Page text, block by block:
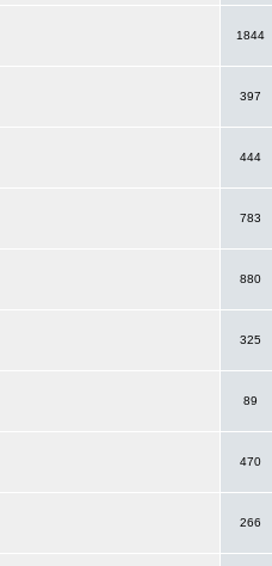
1844
397
444
783
880
325
89
470
266